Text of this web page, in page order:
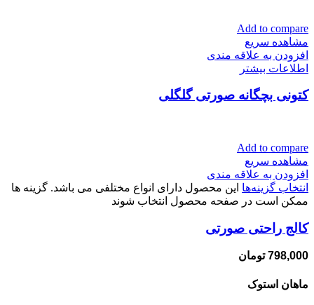
Add to compare
مشاهده سریع
افزودن به علاقه مندی
اطلاعات بیشتر
کتونی بچگانه صورتی گلگلی
Add to compare
مشاهده سریع
افزودن به علاقه مندی
انتخاب گزینه‌ها این محصول دارای انواع مختلفی می باشد. گزینه ها
ممکن است در صفحه محصول انتخاب شوند
کالج راحتی صورتی
798,000 تومان
ماهان استوک